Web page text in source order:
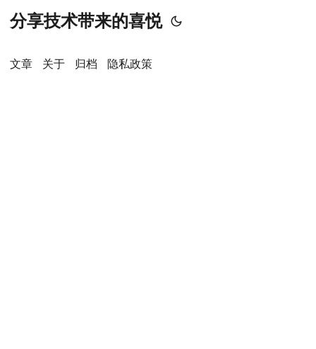
分享技术带来的喜悦
文章 关于 归档 隐私政策